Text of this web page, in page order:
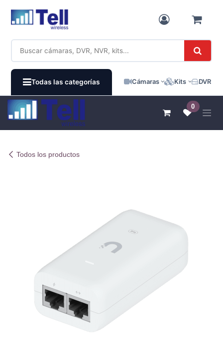
Todas las categorías Cámaras Kits DVR /
0
Todos los productos